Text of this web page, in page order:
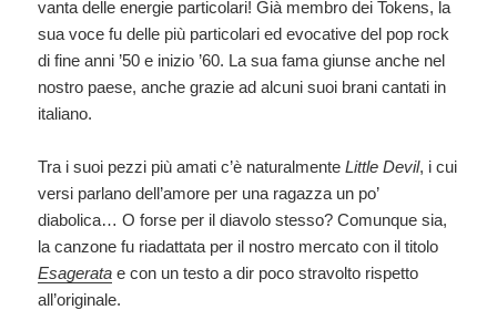
vanta delle energie particolari! Già membro dei Tokens, la
sua voce fu delle più particolari ed evocative del pop rock
di fine anni ’50 e inizio ’60. La sua fama giunse anche nel
nostro paese, anche grazie ad alcuni suoi brani cantati in
italiano.
Tra i suoi pezzi più amati c’è naturalmenteLittle Devil, i cui
versi parlano dell’amore per una ragazza un po’
diabolica… O forse per il diavolo stesso? Comunque sia,
la canzone fu riadattata per il nostro mercato con il titolo
Esagerata e con un testo a dir poco stravolto rispetto
all’originale.